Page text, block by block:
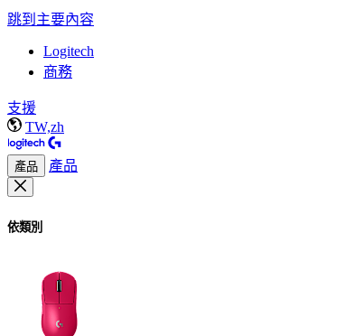
跳到主要內容
Logitech
商務
支援
TW,zh
產品 產品
依類別